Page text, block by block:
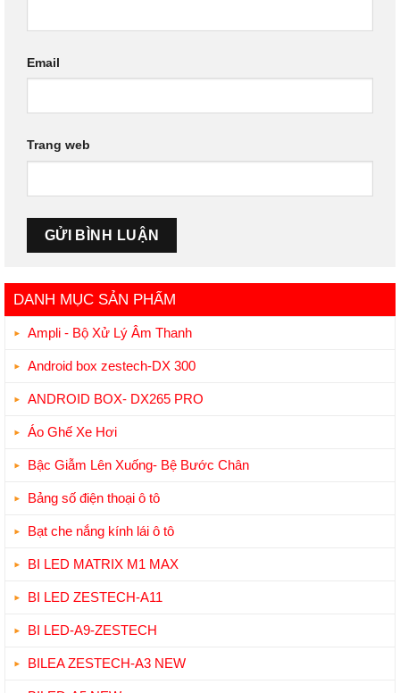
DANH MỤC SẢN PHẨM
Ampli - Bộ Xử Lý Âm Thanh
Android box zestech-DX 300
ANDROID BOX- DX265 PRO
Áo Ghế Xe Hơi
Bậc Giẫm Lên Xuống- Bệ Bước Chân
Bảng số điện thoại ô tô
Bạt che nắng kính lái ô tô
BI LED MATRIX M1 MAX
BI LED ZESTECH-A11
BI LED-A9-ZESTECH
BILEA ZESTECH-A3 NEW
Email
Trang web